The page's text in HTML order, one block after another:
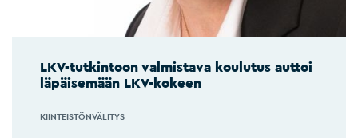
LKV-tutkintoon valmistava koulutus auttoi
läpäisemään LKV-kokeen
KIINTEISTÖNVÄLITYS